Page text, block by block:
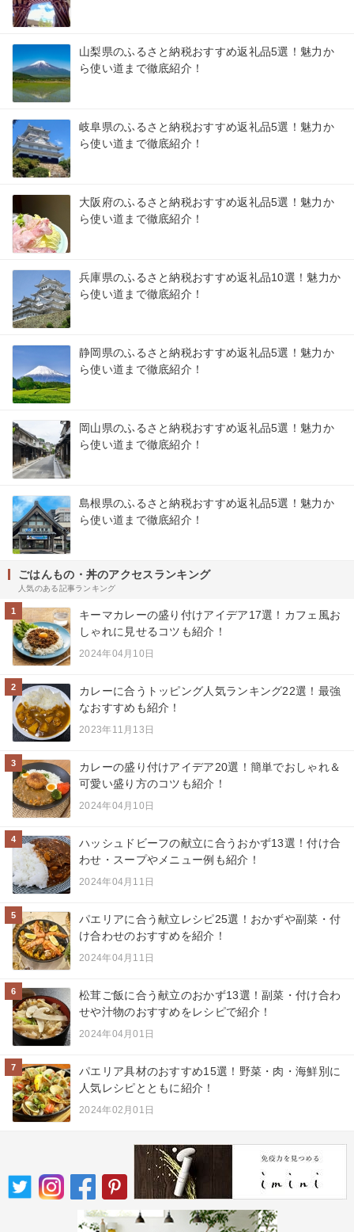
山梨県のふるさと納税おすすめ返礼品5選！魅力か
ら使い道まで徹底紹介！
岐阜県のふるさと納税おすすめ返礼品5選！魅力か
ら使い道まで徹底紹介！
大阪府のふるさと納税おすすめ返礼品5選！魅力か
ら使い道まで徹底紹介！
兵庫県のふるさと納税おすすめ返礼品10選！魅力か
ら使い道まで徹底紹介！
静岡県のふるさと納税おすすめ返礼品5選！魅力か
ら使い道まで徹底紹介！
岡山県のふるさと納税おすすめ返礼品5選！魅力か
ら使い道まで徹底紹介！
島根県のふるさと納税おすすめ返礼品5選！魅力か
ら使い道まで徹底紹介！
ごはんもの・丼のアクセスランキング
人気のある記事ランキング
1
キーマカレーの盛り付けアイデア17選！カフェ風お
しゃれに見せるコツも紹介！
2024年04月10日
2
カレーに合うトッピング人気ランキング22選！最強
なおすすめも紹介！
2023年11月13日
3
カレーの盛り付けアイデア20選！簡単でおしゃれ＆
可愛い盛り方のコツも紹介！
2024年04月10日
4
ハッシュドビーフの献立に合うおかず13選！付け合
わせ・スープやメニュー例も紹介！
2024年04月11日
5
パエリアに合う献立レシピ25選！おかずや副菜・付
け合わせのおすすめを紹介！
2024年04月11日
6
松茸ご飯に合う献立のおかず13選！副菜・付け合わ
せや汁物のおすすめをレシピで紹介！
2024年04月01日
7
パエリア具材のおすすめ15選！野菜・肉・海鮮別に
人気レシピとともに紹介！
2024年02月01日